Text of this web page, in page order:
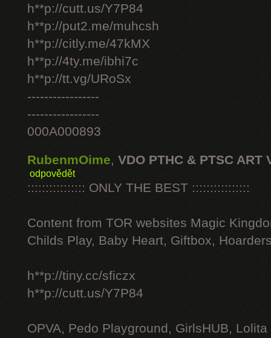
h**p://cutt.us/Y7P84
h**p://put2.me/muhcsh
h**p://citly.me/47kMX
h**p://4ty.me/ibhi7c
h**p://tt.vg/URoSx
-----------------
-----------------
000A000893
RubenmOime, VDO PTHC & PTSC ART
odpovědět
:::::::::::::::: ONLY THE BEST ::::::::::::::::
Content from TOR websites Magic
Childs Play, Baby Heart, Giftbox,
h**p://tiny.cc/sficzx
h**p://cutt.us/Y7P84
OPVA, Pedo Playground, GirlsHUB, Lolita